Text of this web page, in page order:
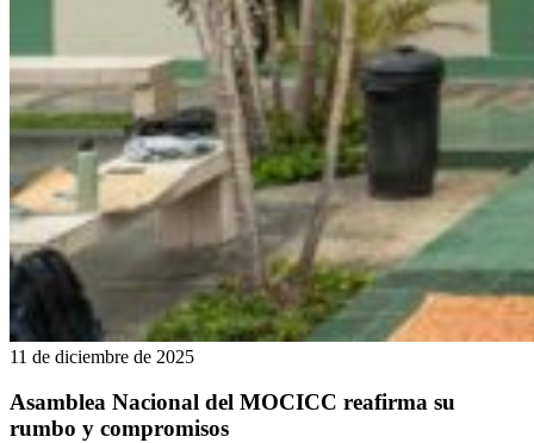
11 de diciembre de 2025
Asamblea Nacional del MOCICC reafirma su
rumbo y compromisos